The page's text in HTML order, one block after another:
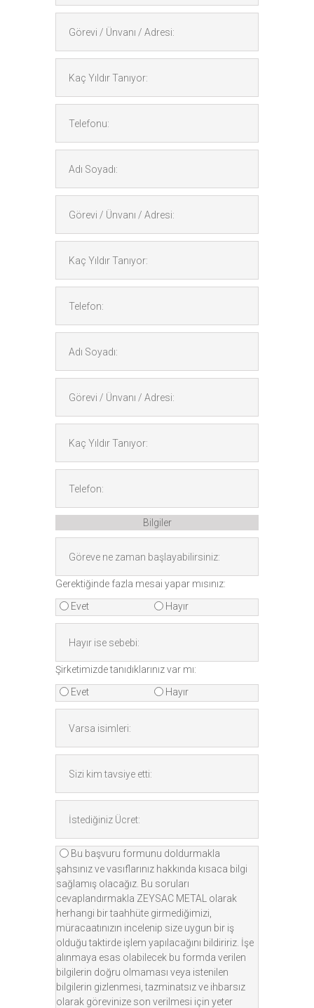
Bilgiler
Gerektiğinde fazla mesai yapar mısınız:
Evet
Hayır
Şirketimizde tanıdıklarınız var mı:
Evet
Hayır
Bu başvuru formunu doldurmakla
şahsınız ve vasıflarınız hakkında kısaca bilgi
sağlamış olacağız. Bu soruları
cevaplandırmakla ZEYSAC METAL olarak
herhangi bir taahhüte girmediğimizi,
müracaatınızın incelenip size uygun bir iş
olduğu taktirde işlem yapılacağını bildiririz. İşe
alınmaya esas olabilecek bu formda verilen
bilgilerin doğru olmaması veya istenilen
bilgilerin gizlenmesi, tazminatsız ve ihbarsız
olarak görevinize son verilmesi için yeter